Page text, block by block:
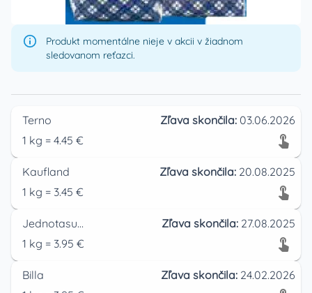
Produkt momentálne nieje v akcii v žiadnom
sledovanom reťazci.
Terno Zľava skončila: 03.06.2026
1 kg = 4.45 €
Kaufland Zľava skončila: 20.08.2025
1 kg = 3.45 €
Jednotasupermarket Zľava skončila: 27.08.2025
1 kg = 3.95 €
Billa Zľava skončila: 24.02.2026